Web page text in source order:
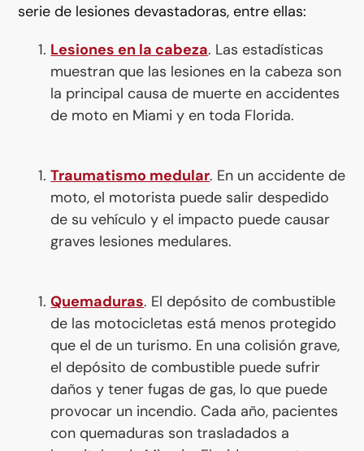
serie de lesiones devastadoras, entre ellas:
Lesiones en la cabeza. Las estadísticas
muestran que las lesiones en la cabeza son
la principal causa de muerte en accidentes
de moto en Miami y en toda Florida.
Traumatismo medular. En un accidente de
moto, el motorista puede salir despedido
de su vehículo y el impacto puede causar
graves lesiones medulares.
Quemaduras. El depósito de combustible
de las motocicletas está menos protegido
que el de un turismo. En una colisión grave,
el depósito de combustible puede sufrir
daños y tener fugas de gas, lo que puede
provocar un incendio. Cada año, pacientes
con quemaduras son trasladados a